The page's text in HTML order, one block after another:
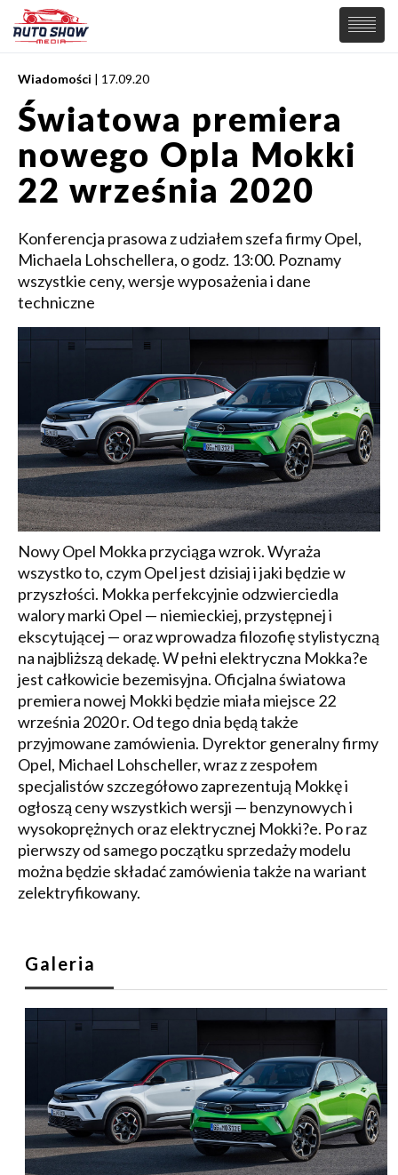
PREMIERY
SAMOCHODY
Wiadomości
Supersamochody
Samochody Koncepcyjne
Elektryczne
MOTORSPORT
Wiadomości | 17.09.20
Światowa premiera
nowego Opla Mokki
22 września 2020
Konferencja prasowa z udziałem szefa firmy Opel,
Michaela Lohschellera, o godz. 13:00. Poznamy
wszystkie ceny, wersje wyposażenia i dane
techniczne
Nowy Opel Mokka przyciąga wzrok. Wyraża
wszystko to, czym Opel jest dzisiaj i jaki będzie w
przyszłości. Mokka perfekcyjnie odzwierciedla
walory marki Opel — niemieckiej, przystępnej i
ekscytującej — oraz wprowadza filozofię stylistyczną
na najbliższą dekadę. W pełni elektryczna Mokka?e
jest całkowicie bezemisyjna. Oficjalna światowa
premiera nowej Mokki będzie miała miejsce 22
września 2020 r. Od tego dnia będą także
przyjmowane zamówienia. Dyrektor generalny firmy
Opel, Michael Lohscheller, wraz z zespołem
specjalistów szczegółowo zaprezentują Mokkę i
ogłoszą ceny wszystkich wersji — benzynowych i
wysokoprężnych oraz elektrycznej Mokki?e. Po raz
pierwszy od samego początku sprzedaży modelu
można będzie składać zamówienia także na wariant
zelektryfikowany.
Galeria